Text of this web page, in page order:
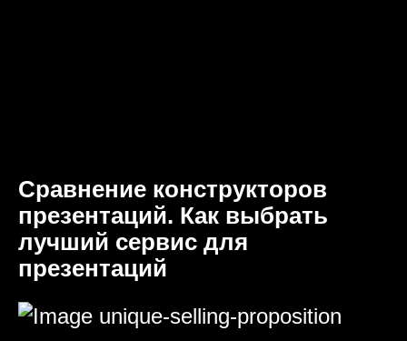
Сравнение конструкторов
презентаций. Как выбрать
лучший сервис для
презентаций